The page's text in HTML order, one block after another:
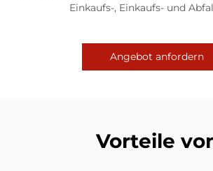
Einkaufs-, Einkaufs- und
Angebot anfordern
Vorteile